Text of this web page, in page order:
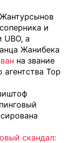
соперника и
а
Жанибека
на звание
Top
скандал: